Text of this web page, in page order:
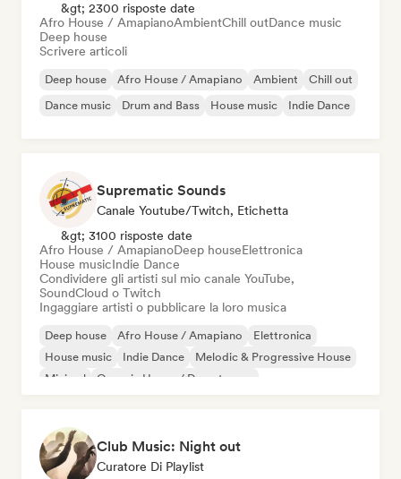
&gt; 2300 risposte date
Afro House / AmapianoAmbientChill outDance music
Deep house
Scrivere articoli
Deep house Afro House / Amapiano Ambient
Chill out
Dance music
Drum and Bass House music Indie Dance
Suprematic Sounds
Canale Youtube/Twitch, Etichetta
&gt; 3100 risposte date
Afro House / AmapianoDeep houseElettronica
House musicIndie Dance
Condividere gli artisti sul mio canale YouTube,
SoundCloud o Twitch
Ingaggiare artisti o pubblicare la loro musica
Deep house Afro House / Amapiano
Elettronica
House music
Indie Dance
Melodic & Progressive House
Minimal
Organic House / Downtempo
Club Music: Night out
Curatore Di Playlist